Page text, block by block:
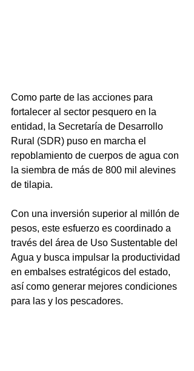
Como parte de las acciones para
fortalecer al sector pesquero en la
entidad, la Secretaría de Desarrollo
Rural (SDR) puso en marcha el
repoblamiento de cuerpos de agua con
la siembra de más de 800 mil alevines
de tilapia.
Con una inversión superior al millón de
pesos, este esfuerzo es coordinado a
través del área de Uso Sustentable del
Agua y busca impulsar la productividad
en embalses estratégicos del estado,
así como generar mejores condiciones
para las y los pescadores.